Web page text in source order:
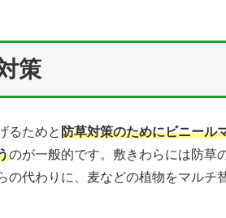
策
るためと防草対策のためにビニール
のが一般的です。敷きわらには防草
の代わりに、麦などの植物をマルチ